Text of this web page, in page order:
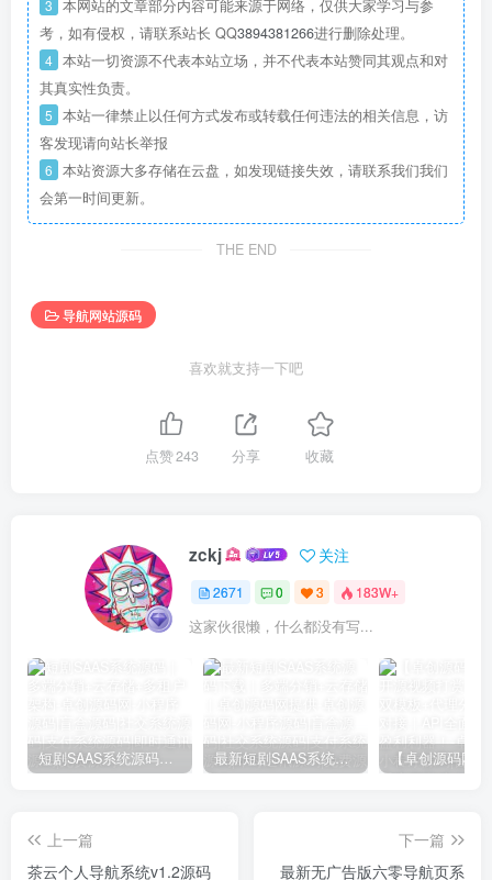
3 本网站的文章部分内容可能来源于网络，仅供大家学习与参
考，如有侵权，请联系站长 QQ3894381266进行删除处理。
4 本站一切资源不代表本站立场，并不代表本站赞同其观点和对
其真实性负责。
5 本站一律禁止以任何方式发布或转载任何违法的相关信息，访
客发现请向站长举报
6 本站资源大多存储在云盘，如发现链接失效，请联系我们我们
会第一时间更新。
THE END
导航网站源码
喜欢就支持一下吧
点赞243 分享 收藏
zckj 关注
2671 0 3 183W+
这家伙很懒，什么都没有写...
短剧SAAS系统源码｜多端分销+云存储+多租户架构 最新短剧SAAS系统源码下载｜多端分销+云存储｜卓创源码网提供
上一篇
茶云个人导航系统v1.2源码
下一篇
最新无广告版六零导航页系